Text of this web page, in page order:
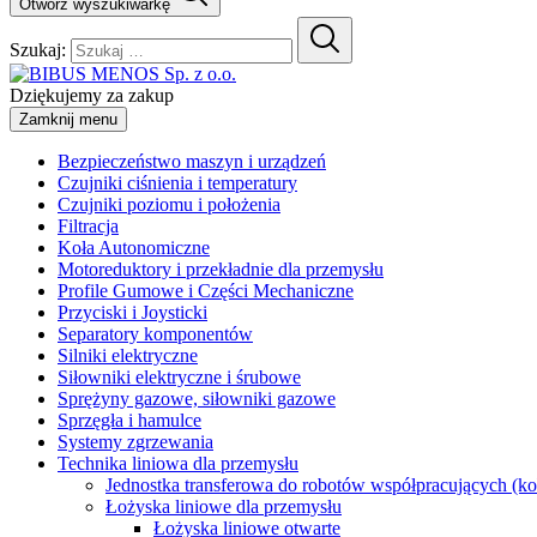
Otwórz wyszukiwarkę
Szukaj:
Dziękujemy za zakup
Zamknij menu
Bezpieczeństwo maszyn i urządzeń
Czujniki ciśnienia i temperatury
Czujniki poziomu i położenia
Filtracja
Koła Autonomiczne
Motoreduktory i przekładnie dla przemysłu
Profile Gumowe i Części Mechaniczne
Przyciski i Joysticki
Separatory komponentów
Silniki elektryczne
Siłowniki elektryczne i śrubowe
Sprężyny gazowe, siłowniki gazowe
Sprzęgła i hamulce
Systemy zgrzewania
Technika liniowa dla przemysłu
Jednostka transferowa do robotów współpracujących
Łożyska liniowe dla przemysłu
Łożyska liniowe otwarte